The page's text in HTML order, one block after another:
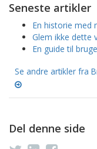
Seneste artikler
En historie
Glem ikke dette
En guide til
Se andre artikler fra
Del denne side